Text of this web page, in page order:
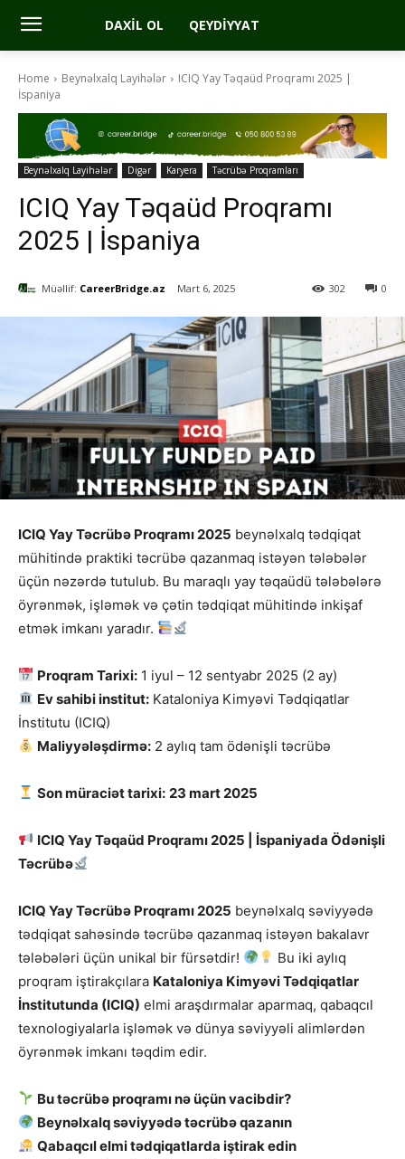
DAXIL OL QEYDIYYAT
Home Beynəlxalq Layihələr
ICIQ Yay Təqaüd Proqramı 2025 |
İspaniya
Beynəlxalq Layihələr Digər Karyera Təcrübə Proqramları
ICIQ Yay Təqaüd Proqramı
2025 | İspaniya
Müəllif: CareerBridge.az Mart 6, 2025 0
302
ICIQ Yay Təcrübə Proqramı 2025 beynəlxalq tədqiqat
mühitində praktiki təcrübə qazanmaq istəyən tələbələr
üçün nəzərdə tutulub. Bu maraqlı yay təqaüdü tələbələrə
öyrənmək, işləmək və çətin tədqiqat mühitində inkişaf
etmək imkanı yaradır.
Proqram Tarixi: 1 iyul – 12 sentyabr 2025 (2 ay)
Ev sahibi institut: Kataloniya Kimyəvi Tədqiqatlar
İnstitutu (ICIQ)
Maliyyələşdirmə: 2 aylıq tam ödənişli təcrübə
Son müraciət tarixi: 23 mart 2025
ICIQ Yay Təqaüd Proqramı 2025 | İspaniyada Ödənişli
Təcrübə
ICIQ Yay Təcrübə Proqramı 2025 beynəlxalq səviyyədə
tədqiqat sahəsində təcrübə qazanmaq istəyən bakalavr
tələbələri üçün unikal bir fürsətdir!
Bu iki aylıq
proqram iştirakçılara Kataloniya Kimyəvi Tədqiqatlar
İnstitutunda (ICIQ) elmi araşdırmalar aparmaq, qabaqcıl
texnologiyalarla işləmək və dünya səviyyəli alimlərdən
öyrənmək imkanı təqdim edir.
Bu təcrübə proqramı nə üçün vacibdir?
Beynəlxalq səviyyədə təcrübə qazanın
Qabaqcıl elmi tədqiqatlarda iştirak edin